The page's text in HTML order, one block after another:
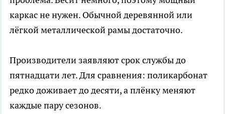
каркас не нужен. Обычной деревянной или
лёгкой металлической рамы достаточно.
Производители заявляют срок службы до
пятнадцати лет. Для сравнения: поликарбонат
редко доживает до десяти, а плёнку меняют
каждые пару сезонов.